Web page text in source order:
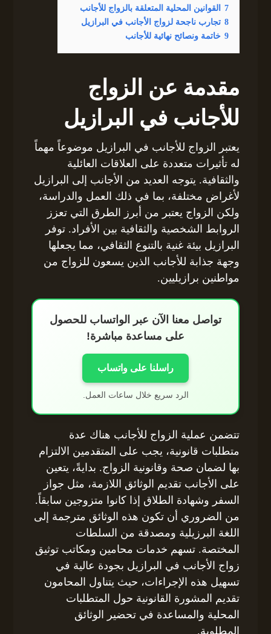
7
القوانين المحلية المتعلقة بالزواج للأجانب
8 تجارب ناجحة لزواج الأجانب في البرازيل
9 خاتمة ونصائح نهائية للأجانب
مقدمة عن الزواج
للأجانب في البرازيل
يعتبر الزواج للأجانب في البرازيل موضوعاً مهماً
له تأثيرات متعددة على العلاقات العائلية
والثقافية. يتوجه العديد من الأجانب إلى البرازيل
لأغراض مختلفة، بما في ذلك العمل والدراسة،
ولكن الزواج يعتبر من أبرز الطرق التي تعزز
الروابط الشخصية والثقافية بين الأفراد. توفر
البرازيل بيئة غنية بالتنوع الثقافي، مما يجعلها
وجهة جذابة للأجانب الذين يسعون للزواج من
مواطنين برازيليين.
تواصل معنا الآن عبر الواتساب للحصول
على مساعدة مباشرة!
راسلنا على واتساب
الرد سريع خلال ساعات العمل.
تتضمن عملية الزواج للأجانب هناك عدة
متطلبات قانونية، يجب على المتقدمين الالتزام
بها لضمان صحة وقانونية الزواج. بدايةً، يتعين
على الأجانب تقديم الوثائق اللازمة، مثل جواز
السفر وشهادة الطلاق إذا كانوا متزوجين سابقاً.
من الضروري أن تكون هذه الوثائق مترجمة إلى
اللغة البرزيلية ومصدقة من السلطات
المختصة. تسهم خدمات محامين ومكاتب توثيق
زواج الأجانب في البرازيل بجودة عالية في
تسهيل هذه الإجراءات، حيث يتناول المحامون
تقديم المشورة القانونية حول المتطلبات
المحلية والمساعدة في تحضير الوثائق
المطلوبة.